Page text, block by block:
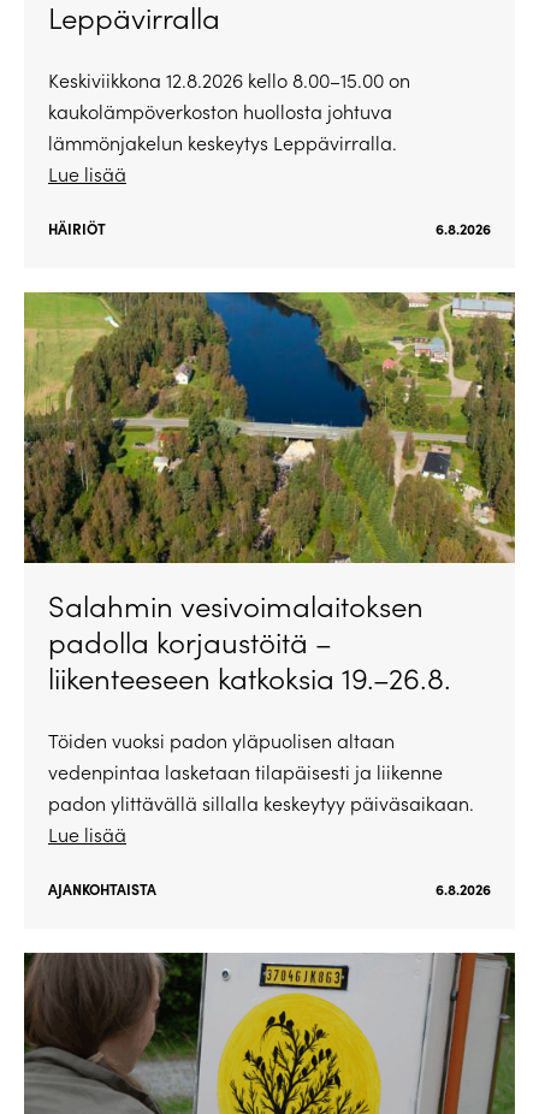
Leppävirralla
Keskiviikkona 12.8.2026 kello 8.00–15.00 on
kaukolämpöverkoston huollosta johtuva
lämmönjakelun keskeytys Leppävirralla.
Lue lisää
HÄIRIÖT 6.8.2026
Salahmin vesivoimalaitoksen
padolla korjaustöitä –
liikenteeseen katkoksia 19.–26.8.
Töiden vuoksi padon yläpuolisen altaan
vedenpintaa lasketaan tilapäisesti ja liikenne
padon ylittävällä sillalla keskeytyy päiväsaikaan.
Lue lisää
AJANKOHTAISTA 6.8.2026